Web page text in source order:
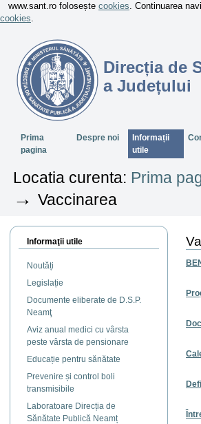
www.sant.ro folosește cookies. Continuarea
cookies.
Direcția de
a Județului
SectiuniPrima
pagina
Despre noi
Informații
utile
Locatia curenta: Prima
→Vaccinarea
Informaţii utile
Noutăți
Legislație
Documente eliberate de D.S.P.
Neamţ
Aviz anual medici cu vârsta
peste vârsta de pensionare
Educație pentru sănătate
Prevenire și control boli
transmisibile
Laboratoare Direcția de
Sănătate Publică Neamț